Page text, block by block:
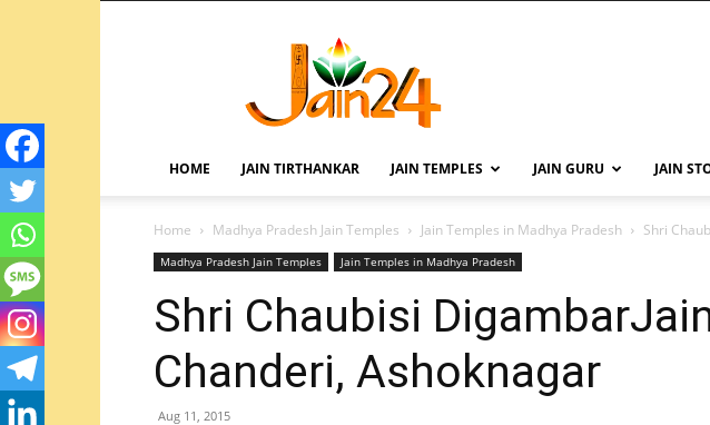
HOME JAIN TIRTHANKAR JAIN TEMPLES JAIN GURU JAIN
Home Madhya Pradesh Jain Temples Jain Temples in Madhya Pradesh Shri
Madhya Pradesh Jain Temples Jain Temples in Madhya Pradesh
Shri Chaubisi
Chanderi, Ashoknagar
Aug 11, 2015